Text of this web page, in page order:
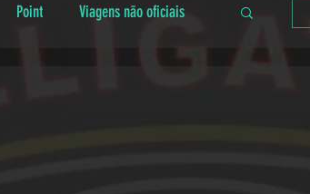
Point Viagens não oficiais